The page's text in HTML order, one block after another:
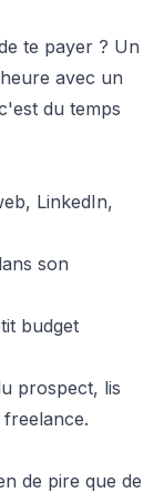
te payer ? Un
avec un
du temps
LinkedIn,
son
budget
prospect, lis
.
de pire que de